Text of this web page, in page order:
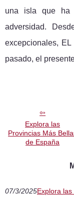
una isla que ha
adversidad.
excepcionales,
pasado, el
Explora las
Provincias Más
de España
07/3/2025Explora